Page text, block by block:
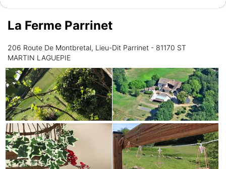
La Ferme Parrinet
206 Route De Montbretal, Lieu-Dit Parrinet - 81170 ST
MARTIN LAGUEPIE